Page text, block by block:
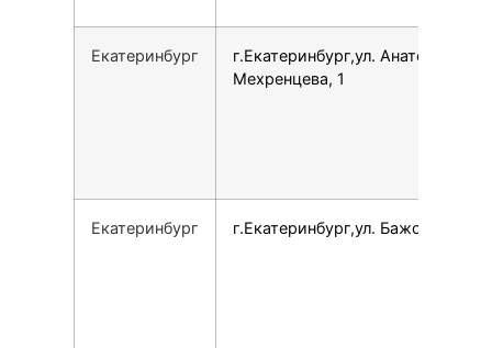
Екатеринбург
г.Екатеринбург,ул. Анатолия
Мехренцева, 1
Екатеринбург г.Екатеринбург,ул. Бажова, 125